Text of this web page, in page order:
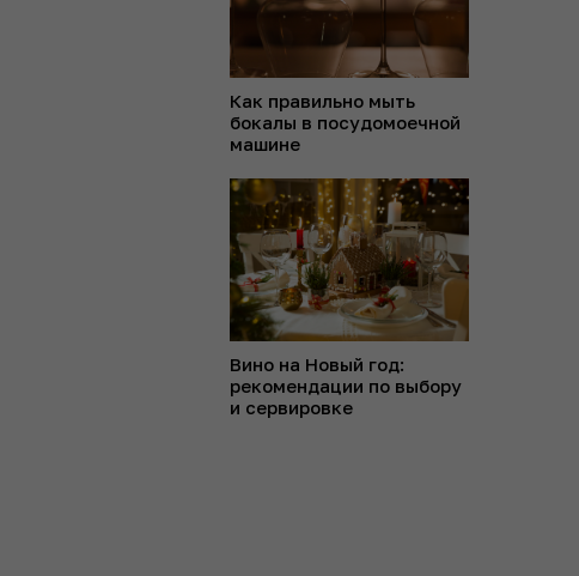
Как правильно мыть
бокалы в посудомоечной
машине
Вино на Новый год:
рекомендации по выбору
и сервировке